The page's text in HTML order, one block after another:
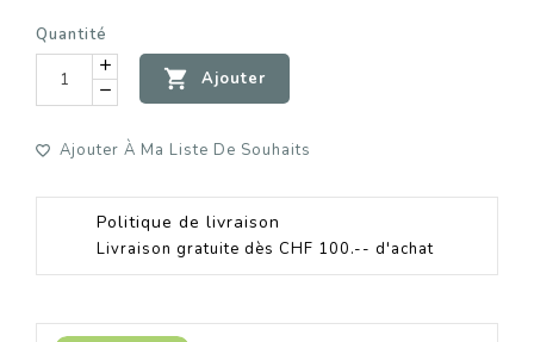
Quantité
 Ajouter
Ajouter À Ma Liste De Souhaits
Politique de livraison
Livraison gratuite dès CHF 100.-- d'achat